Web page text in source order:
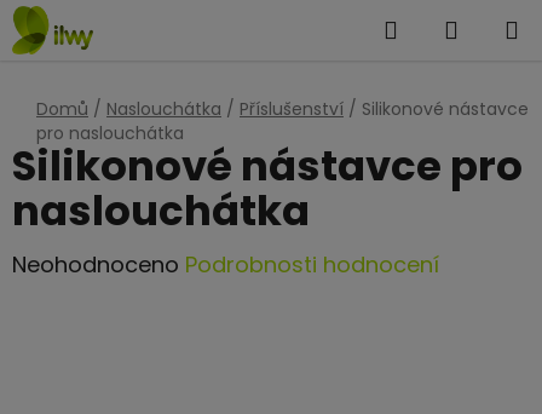
Přejít
na
Hledat
Domů / Naslouchátka / Příslušenství / Silikonové nástavce
pro naslouchátka
Silikonové nástavce pro
naslouchátka
Průměrné
Neohodnoceno Podrobnosti hodnocení